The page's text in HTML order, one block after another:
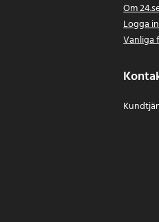
Om
Logga in
Vanliga